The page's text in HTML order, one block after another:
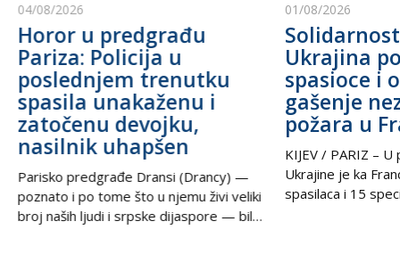
04/08/2026
Horor u predgrađu
Pariza: Policija u
poslednjem trenutku
spasila unakaženu i
zatočenu devojku,
nasilnik uhapšen
Parisko predgrađe Dransi (Drancy) —
poznato i po tome što u njemu živi veliki
broj naših ljudi i srpske dijaspore — bilo
01/08/2026
Ukrajina
spasioce i
gašenje
požara u
KIJEV / PARIZ –
Ukrajine je ka
spasilaca i 15